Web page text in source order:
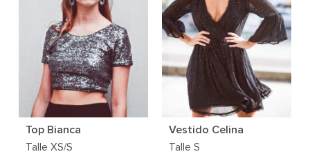
Top Bianca
Talle XS/S
Vestido Celina
Talle S